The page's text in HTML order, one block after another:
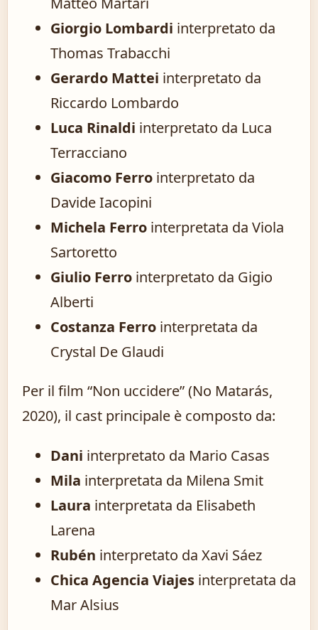
Giorgio Lombardi interpretato da
Thomas Trabacchi
Gerardo Mattei interpretato da
Riccardo Lombardo
Luca Rinaldi interpretato da Luca
Terracciano
Giacomo Ferro interpretato da
Davide Iacopini
Michela Ferro interpretata da Viola
Sartoretto
Giulio Ferro interpretato da Gigio
Alberti
Costanza Ferro interpretata da
Crystal De Glaudi
Per il film “Non uccidere” (No Matarás,
2020), il cast principale è composto da:
Dani interpretato da Mario Casas
Mila interpretata da Milena Smit
Laura interpretata da Elisabeth
Larena
Rubén interpretato da Xavi Sáez
Chica Agencia Viajes interpretata da
Mar Alsius